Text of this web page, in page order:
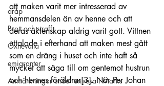
dråp
Brott och straff
Öxnevalla
emigranter
Anmärkningar under en resa i Marks
att maken varit mer intresserad av
hemmansdelen än av henne och att
deras äktenskap aldrig varit gott. Vittnen
uttalade i efterhand att maken mest gått
som en dräng i huset och inte haft så
mycket att säga till om gentemot hustrun
och hennes föräldrar[3]. När Per Johan